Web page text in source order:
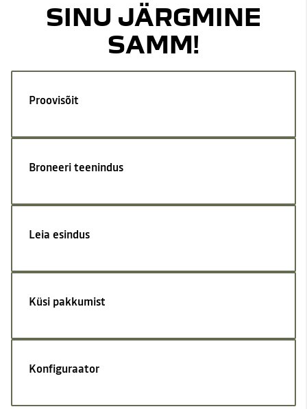
SINU JÄRGMINE
SAMM!
Proovisõit
Broneeri teenindus
Leia esindus
Küsi pakkumist
Konfiguraator